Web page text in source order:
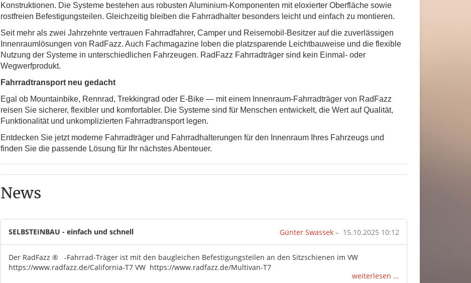
Konstruktionen. Die Systeme bestehen aus robusten Aluminium-Komponenten mit eloxierter Oberfläche sowie
rostfreien Befestigungsteilen. Gleichzeitig bleiben die Fahrradhalter besonders leicht und einfach zu montieren.
Seit mehr als zwei Jahrzehnte vertrauen Fahrradfahrer, Camper und Reisemobil-Besitzer auf die zuverlässigen
Innenraumlösungen von RadFazz. Auch Fachmagazine loben die platzsparende Leichtbauweise und die flexible
Nutzung der Systeme in unterschiedlichen Fahrzeugen. RadFazz Fahrradträger sind kein Einmal- oder
Wegwerfprodukt.
Fahrradtransport neu gedacht
Egal ob Mountainbike, Rennrad, Trekkingrad oder E-Bike — mit einem Innenraum-Fahrradträger von RadFazz
reisen Sie sicherer, flexibler und komfortabler. Die Systeme sind für Menschen entwickelt, die Wert auf Qualität,
Funktionalität und unkomplizierten Fahrradtransport legen.
Entdecken Sie jetzt moderne Fahrradträger und Fahrradhalterungen für den Innenraum Ihres Fahrzeugs und
finden Sie die passende Lösung für Ihr nächstes Abenteuer.
News
SELBSTEINBAU - einfach und schnell Günter Swassek – 15.10.2025 10:12
Der RadFazz ® -Fahrrad-Träger ist mit den baugleichen Befestigungsteilen an den Sitzschienen im ​​​​​​​VW
https://www.radfazz.de/California-T7 VW https://www.radfazz.de/Multivan-T7
weiterlesen ...